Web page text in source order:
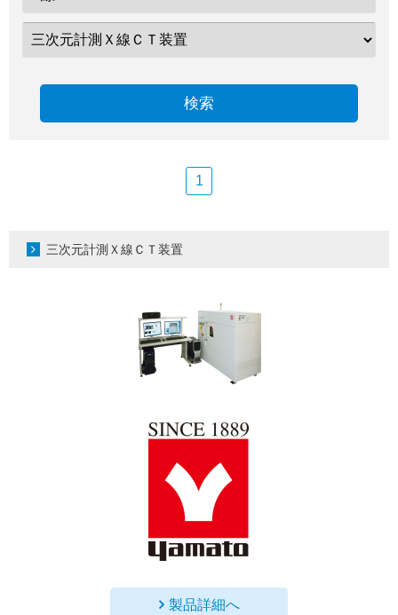
検索
1
三次元計測Ｘ線ＣＴ装置
製品詳細へ